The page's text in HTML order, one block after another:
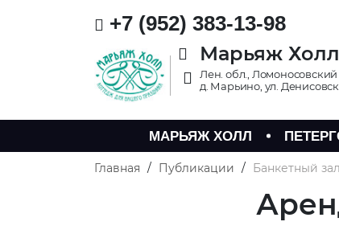
+7 (952) 383-13-98
Марьяж Холл
Лен. обл.,
д. Марьино, ул.
МАРЬЯЖ ХОЛЛ
Главная / Публикации / Банкетный